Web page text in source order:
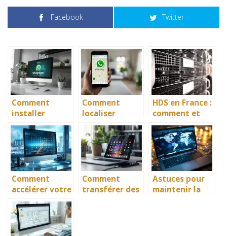
Facebook Twitter
Comment
installer
WhatsApp sur
un PC ?
Comment
localiser
quelqu’un sur
WhatsApp ?
HDS en France :
comment et
pourquoi
héberger vos
données de
santé ?
Comment
accélérer votre
PC avec des
logiciels et
applications
efficaces
Comment
transférer des
Astuces pour
maintenir la